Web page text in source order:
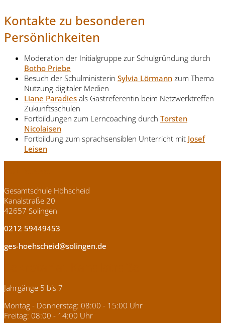
Kontakte zu besonderen
Persönlichkeiten
Moderation der Initialgruppe zur Schulgründung durch
Botho Priebe
Besuch der Schulministerin Sylvia Lörmann zum Thema
Nutzung digitaler Medien
Liane Paradies als Gastreferentin beim Netzwerktreffen
Zukunftsschulen
Fortbildungen zum Lerncoaching durch Torsten
Nicolaisen
Fortbildung zum sprachsensiblen Unterricht mit Josef
Leisen
Gesamtschule Höhscheid
Kanalstraße 20
42657 Solingen
0212 59449453
ges-hoehscheid@solingen.de
Jahrgänge 5 bis 7
Montag - Donnerstag: 08:00 - 15:00 Uhr
Freitag: 08:00 - 14:00 Uhr